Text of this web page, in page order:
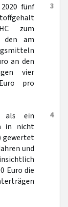
3
fünf
zum
den am
an den
vier
pro
4
als ein
in nicht
gewertet
und
Euro die